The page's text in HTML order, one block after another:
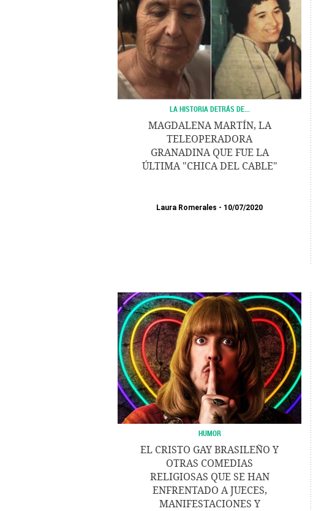
LA HISTORIA DETRÁS DE...
MAGDALENA MARTÍN, LA
TELEOPERADORA
GRANADINA QUE FUE LA
ÚLTIMA "CHICA DEL CABLE"
Laura Romerales 10/07/2020
HUMOR
EL CRISTO GAY BRASILEÑO Y
OTRAS COMEDIAS
RELIGIOSAS QUE SE HAN
ENFRENTADO A JUECES,
MANIFESTACIONES Y